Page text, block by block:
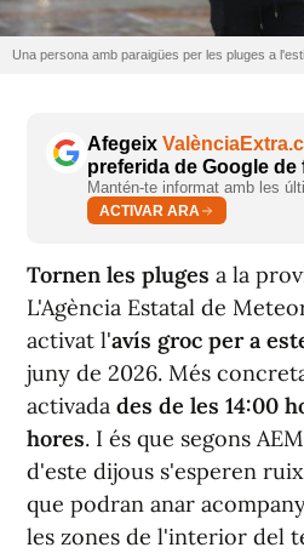
Una persona amb paraigües per les pluges a
Afegeix
preferida de Google de
Mantén-te informat amb les
ACTIVAR ARA
Tornen les pluges a la
L'Agència Estatal de
activat l'avís groc per a
juny de 2026. Més
activada des de les 14:00
hores. I és que segons
d'este dijous s'esperen
que podran anar
les zones de l'interior del